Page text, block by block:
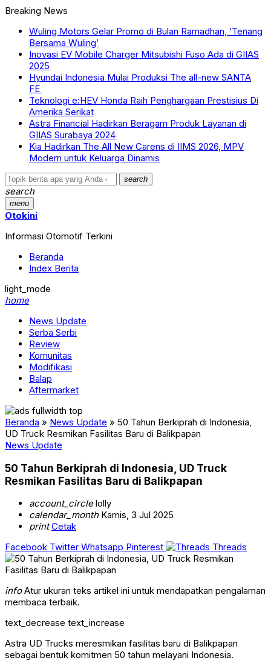
Breaking News
Wuling Motors Gelar Promo di Bulan Ramadhan, ‘Tenang
Bersama Wuling’
Inovasi EV Mobile Charger Mitsubishi Fuso Ada di GIIAS
2025
Hyundai Indonesia Mulai Produksi The all-new SANTA
FE
Teknologi e:HEV Honda Raih Penghargaan Prestisius Di
Amerika Serikat
Astra Financial Hadirkan Beragam Produk Layanan di
GIIAS Surabaya 2024
Kia Hadirkan The All New Carens di IIMS 2026, MPV
Modern untuk Keluarga Dinamis
search
search
menu
Otokini
Informasi Otomotif Terkini
Beranda
Index Berita
light_mode
home
News Update
Serba Serbi
Review
Komunitas
Modifikasi
Balap
Aftermarket
Beranda » News Update » 50 Tahun Berkiprah di Indonesia,
UD Truck Resmikan Fasilitas Baru di Balikpapan
News Update
50 Tahun Berkiprah di Indonesia, UD Truck
Resmikan Fasilitas Baru di Balikpapan
account_circlelolly
calendar_monthKamis, 3 Jul 2025
print Cetak
Facebook Twitter Whatsapp Pinterest Threads
infoAtur ukuran teks artikel ini untuk mendapatkan pengalaman
membaca terbaik.
text_decrease text_increase
Astra UD Trucks meresmikan fasilitas baru di Balikpapan
sebagai bentuk komitmen 50 tahun melayani Indonesia.